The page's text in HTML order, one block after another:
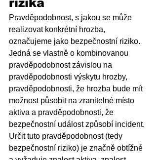
rizika
Pravděpodobnost, s jakou se může
realizovat konkrétní hrozba,
označujeme jako bezpečnostní riziko.
Jedná se vlastně o kombinovanou
pravděpodobnost závislou na
pravděpodobnosti výskytu hrozby,
pravděpodobnosti, že hrozba bude mít
možnost působit na zranitelné místo
aktiva a pravděpodobnosti, že
bezpečnostní událost způsobí incident.
Určit tuto pravděpodobnost (tedy
bezpečnostní riziko) je značně obtížné